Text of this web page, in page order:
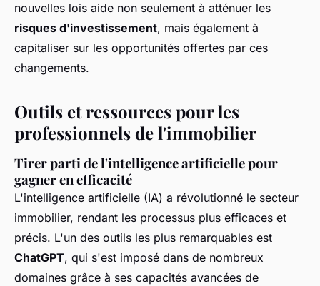
nouvelles lois aide non seulement à atténuer les
risques d'investissement, mais également à
capitaliser sur les opportunités offertes par ces
changements.
Outils et ressources pour les
professionnels de l'immobilier
Tirer parti de l'intelligence artificielle pour
gagner en efficacité
L'intelligence artificielle (IA) a révolutionné le secteur
immobilier, rendant les processus plus efficaces et
précis. L'un des outils les plus remarquables est
ChatGPT, qui s'est imposé dans de nombreux
domaines grâce à ses capacités avancées de